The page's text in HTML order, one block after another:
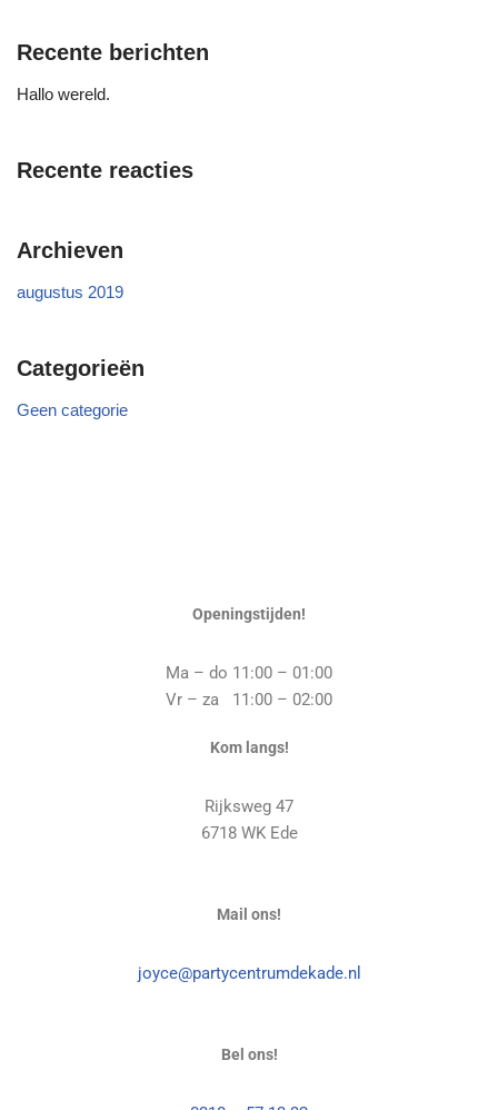
Recente berichten
Hallo wereld.
Recente reacties
Archieven
augustus 2019
Categorieën
Geen categorie
Openingstijden!
Ma – do 11:00 – 01:00
Vr – za 11:00 – 02:00
Kom langs!
Rijksweg 47
6718 WK Ede
Mail ons!
joyce@partycentrumdekade.nl
Bel ons!